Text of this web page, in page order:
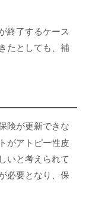
終了するケース
たとしても、補
険が更新できな
がアトピー性皮
いと考えられて
必要となり、保